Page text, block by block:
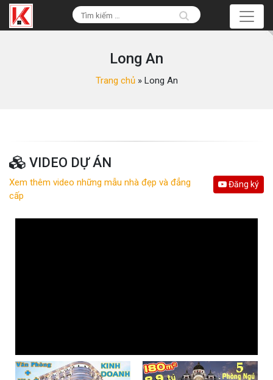
Long An
Trang chủ» Long An
VIDEO DỰ ÁN
Xem thêm video những mẫu nhà đẹp và đẳng
cấp
Đăng ký